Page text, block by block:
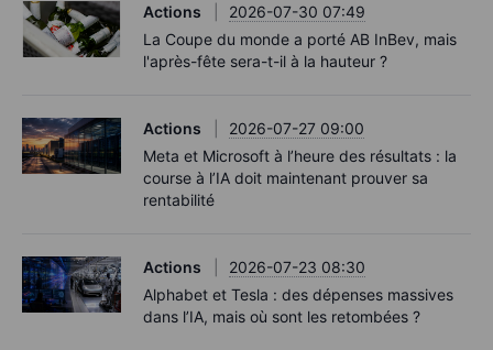
Actions
2026-07-30 07:49
La Coupe du monde a porté AB InBev, mais
l'après-fête sera-t-il à la hauteur ?
Actions
2026-07-27 09:00
Meta et Microsoft à l’heure des résultats : la
course à l’IA doit maintenant prouver sa
rentabilité
Actions
2026-07-23 08:30
Alphabet et Tesla : des dépenses massives
dans l’IA, mais où sont les retombées ?